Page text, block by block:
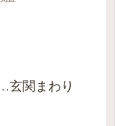
玄関まわり